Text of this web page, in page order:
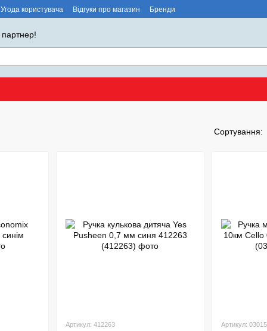
Угода користувача Відгуки про магазин Бренди
Сортування:
Артикул: 412263 Артикул: